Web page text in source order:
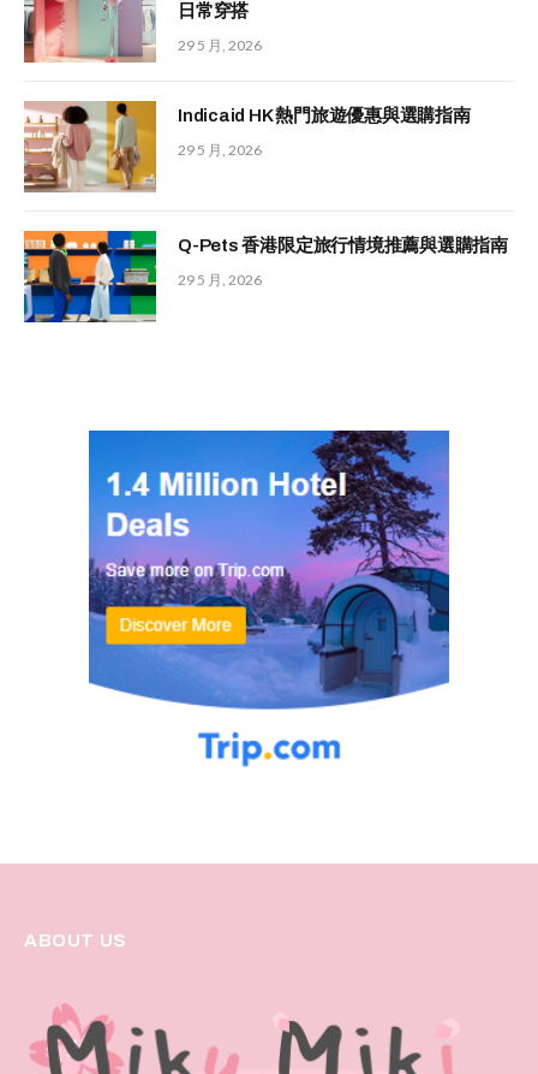
日常穿搭
29 5 月, 2026
Indicaid HK 熱門旅遊優惠與選購指南
29 5 月, 2026
Q-Pets 香港限定旅行情境推薦與選購指南
29 5 月, 2026
ABOUT US